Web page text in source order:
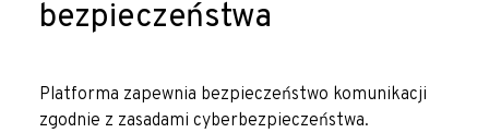
bezpieczeństwa
Platforma zapewnia bezpieczeństwo komunikacji
zgodnie z zasadami cyberbezpieczeństwa.